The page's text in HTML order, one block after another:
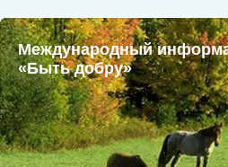
Международный
«Быть добру»